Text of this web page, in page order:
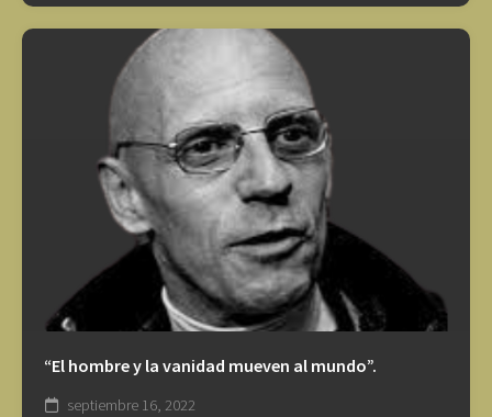
“El hombre y la vanidad mueven al mundo”.
septiembre 16, 2022